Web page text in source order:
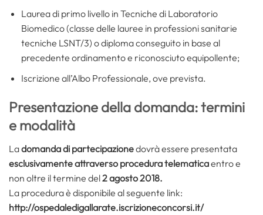
Laurea di primo livello in Tecniche di Laboratorio
Biomedico (classe delle lauree in professioni sanitarie
tecniche LSNT/3) o diploma conseguito in base al
precedente ordinamento e riconosciuto equipollente;
Iscrizione all’Albo Professionale, ove prevista.
Presentazione della domanda: termini
e modalità
Ladomanda di partecipazionedovrà essere presentata
esclusivamente attraverso procedura telematicaentro e
non oltre il termine del2 agosto 2018.
La procedura è disponibile al seguente link:
http://ospedaledigallarate.iscrizioneconcorsi.it/